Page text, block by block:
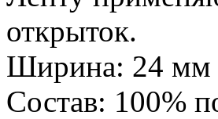
открыток.
Ширина: 24 мм
Состав: 100%